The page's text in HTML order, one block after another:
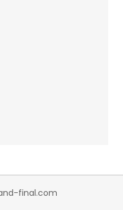
final.com